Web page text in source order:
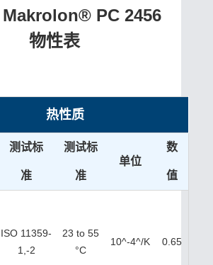
Makrolon® PC 2456
物性表
热性质
测试标
准
测试标
准
单位
数
值
ISO 11359-
1,-2
23 to 55
°C
10^-4^/K 0.65